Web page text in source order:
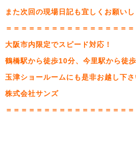
また次回の現場日記も宜しくお願いし
＝＝＝＝＝＝＝＝＝＝＝＝＝＝＝＝
大阪市内限定でスピード対応！
鶴橋駅から徒歩10分、今里駅から徒
玉津ショールームにも是非お越し下
株式会社サンズ
＝＝＝＝＝＝＝＝＝＝＝＝＝＝＝＝